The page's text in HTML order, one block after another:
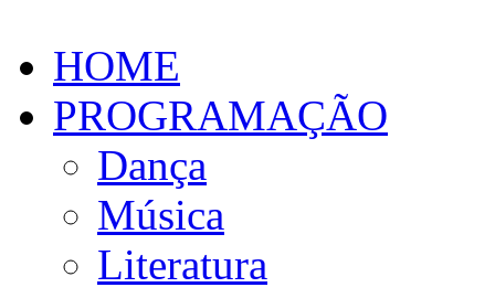
HOME
PROGRAMAÇÃO
Dança
Música
Literatura